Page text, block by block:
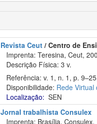
Revista Ceut / Centro de
Imprenta: Teresina, Ceut,
Descrição Física: 3 v.
Referência: v. 1, n. 1, p.
Disponibilidade: Rede Virtual
Localização: SEN
Jornal trabalhista Consulex
Imprenta: Brasília, Consulex,